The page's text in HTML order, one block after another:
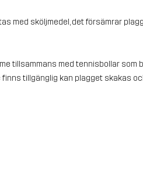
med sköljmedel, det försämrar
tillsammans med tennisbollar som
finns tillgänglig kan plagget skakas